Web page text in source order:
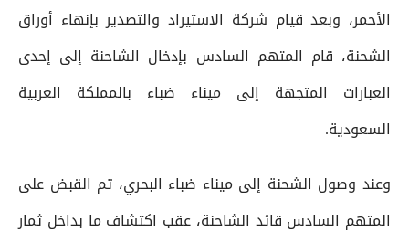
الأحمر، وبعد قيام شركة الاستيراد والتصدير بإنهاء أوراق
الشحنة، قام المتهم السادس بإدخال الشاحنة إلى إحدى
العبارات المتجهة إلى ميناء ضباء بالمملكة العربية
السعودية.
وعند وصول الشحنة إلى ميناء ضباء البحري، تم القبض على
المتهم السادس قائد الشاحنة، عقب اكتشاف ما بداخل ثمار